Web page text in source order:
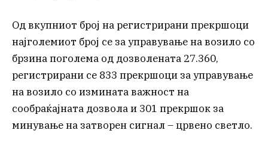
Од вкупниот број на регистрирани прекршоци
најголемиот број се за управување на возило со
брзина поголема од дозволената 27.360,
регистрирани се 833 прекршоци за управување
на возило со измината важност на
сообраќајната дозвола и 301 прекршок за
минување на затворен сигнал – црвено светло.